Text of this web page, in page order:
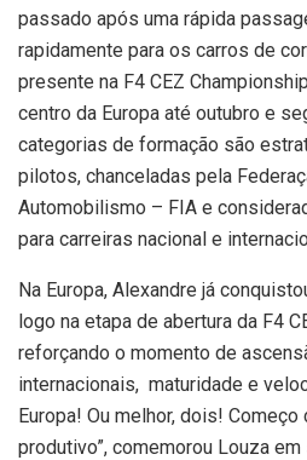
passado após uma rápida
rapidamente para os carros de
presente na F4 CEZ
centro da Europa até outubro e
categorias de formação são
pilotos, chanceladas pela
Automobilismo – FIA e
para carreiras nacional e
Na Europa, Alexandre já
logo na etapa de abertura da F4
reforçando o momento de
internacionais, maturidade e
Europa! Ou melhor, dois!
produtivo”, comemorou Louza